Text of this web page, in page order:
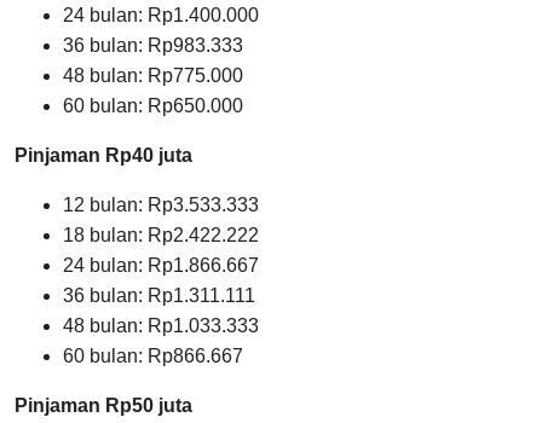
24 bulan: Rp1.400.000
36 bulan: Rp983.333
48 bulan: Rp775.000
60 bulan: Rp650.000
Pinjaman Rp40 juta
12 bulan: Rp3.533.333
18 bulan: Rp2.422.222
24 bulan: Rp1.866.667
36 bulan: Rp1.311.111
48 bulan: Rp1.033.333
60 bulan: Rp866.667
Pinjaman Rp50 juta